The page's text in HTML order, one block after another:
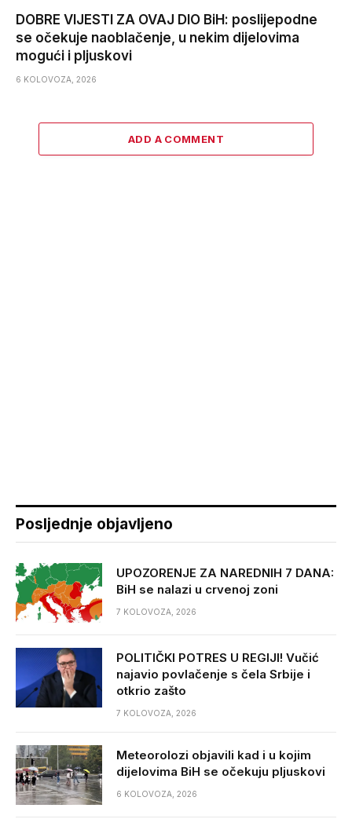
DOBRE VIJESTI ZA OVAJ DIO BiH: poslijepodne
se očekuje naoblačenje, u nekim dijelovima
mogući i pljuskovi
6 KOLOVOZA, 2026
ADD A COMMENT
Posljednje objavljeno
UPOZORENJE ZA NAREDNIH 7 DANA:
BiH se nalazi u crvenoj zoni
7 KOLOVOZA, 2026
POLITIČKI POTRES U REGIJI! Vučić
najavio povlačenje s čela Srbije i
otkrio zašto
7 KOLOVOZA, 2026
Meteorolozi objavili kad i u kojim
dijelovima BiH se očekuju pljuskovi
6 KOLOVOZA, 2026